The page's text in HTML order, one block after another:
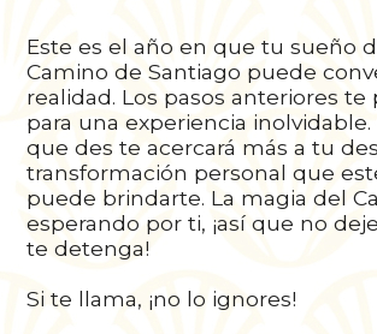
Este es el año en que tu sueño
Camino de Santiago puede
realidad. Los pasos anteriores te
para una experiencia inolvidable.
que des te acercará más a tu
transformación personal que
puede brindarte. La magia del
esperando por ti, ¡así que no
te detenga!
Si te llama, ¡no lo ignores!